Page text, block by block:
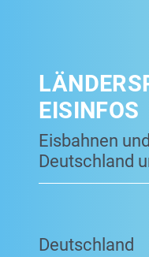
EISINFOS
Eisbahnen
Deutschland
Deutschland